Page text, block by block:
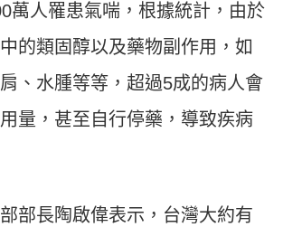
萬人罹患氣喘，根據統計，由於
的類固醇以及藥物副作用，如
、水腫等等，超過5成的病人會
量，甚至自行停藥，導致疾病
部長陶啟偉表示，台灣大約有